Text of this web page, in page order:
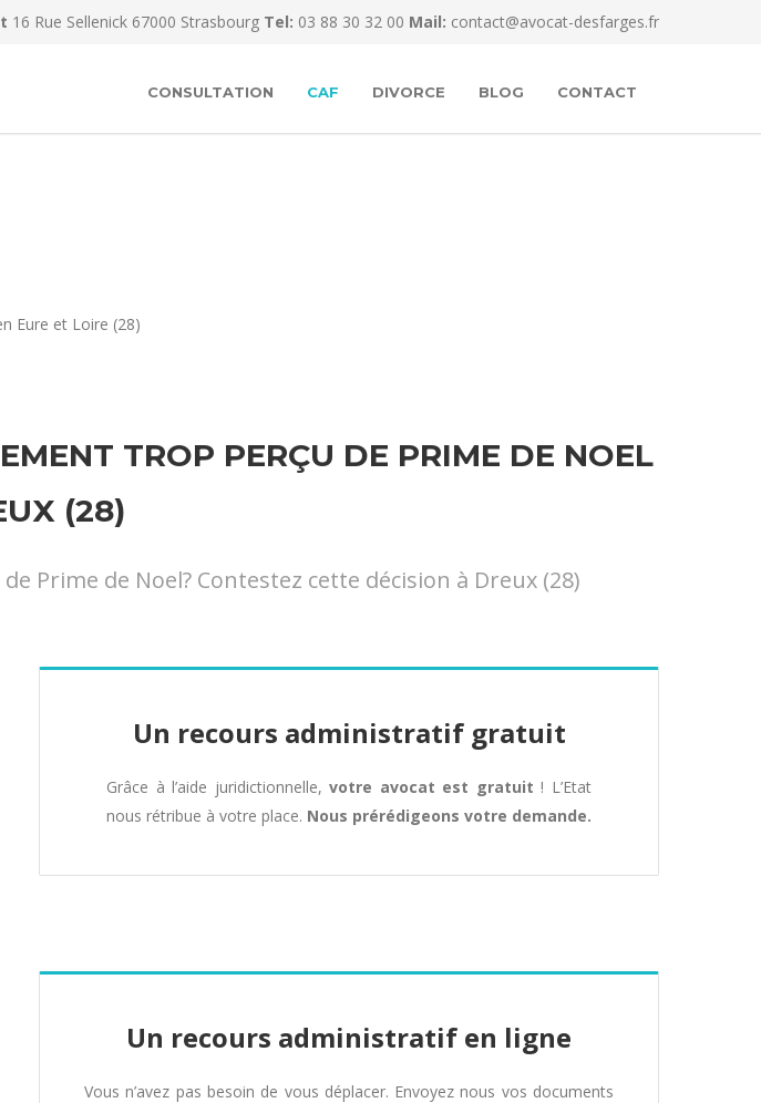
16 Rue Sellenick 67000 Strasbourg Tel: 03 88 30 32 00 Mail: contact@avocat-desfarges.fr
CONSULTATION CAF DIVORCE BLOG CONTACT
Eure et Loire (28)
TROP PERÇU DE PRIME DE NOEL
(28)
Prime de Noel? Contestez cette décision à Dreux (28)
Un recours administratif gratuit
Grâce à l’aide juridictionnelle,votre avocat est gratuit ! L’Etat
nous rétribue à votre place. Nous prérédigeons votre demande.
Un recours administratif en ligne
Vous n’avez pas besoin de vous déplacer. Envoyez nous vos documents